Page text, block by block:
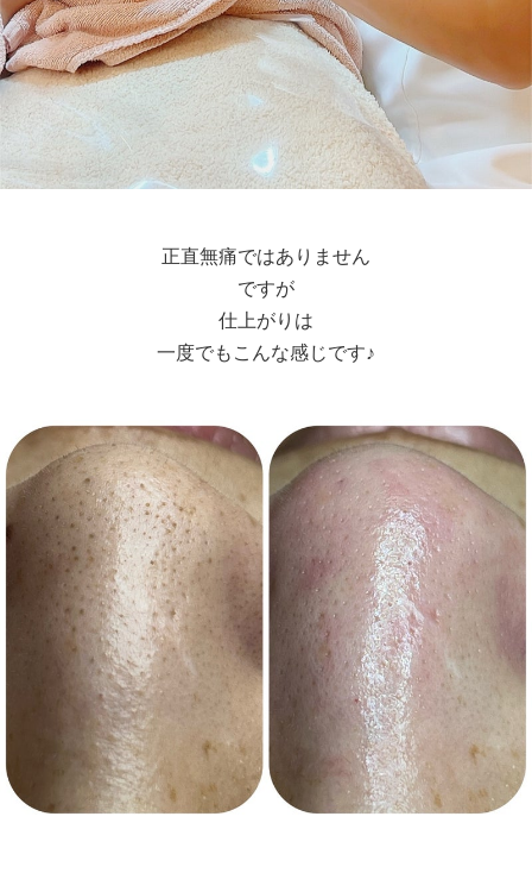
正直無痛ではありません
ですが
仕上がりは
一度でもこんな感じです♪